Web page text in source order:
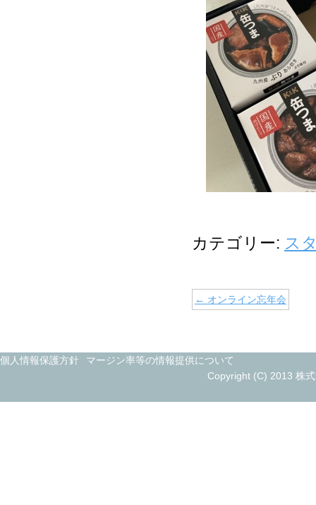
カテゴリー: ス
← オンライン忘年会
個人情報保護方針
マージン率等の情報提供について
Copyright (C) 2013 株